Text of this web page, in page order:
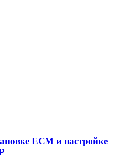
ЕСМ и настройке